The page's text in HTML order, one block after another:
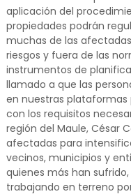
aplicación del
propiedades podrán
muchas de las
riesgos y fuera de las
instrumentos de
llamado a que las
en nuestras plataformas
con los requisitos
región del Maule, César
afectadas para
vecinos, municipios y
quienes más han
trabajando en terreno